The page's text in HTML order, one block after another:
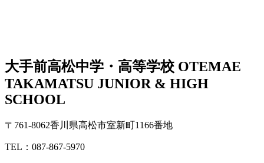
大手前高松中学・高等学校 OTEMAE
TAKAMATSU JUNIOR & HIGH
SCHOOL
〒761-8062香川県高松市室新町1166番地
TEL：087-867-5970